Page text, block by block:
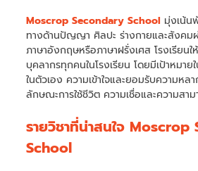
Moscrop Secondary School มุ่งเน้น
ทางด้านปัญญา ศิลปะ ร่างกายและสังคม
ภาษาอังกฤษหรือภาษาฝรั่งเศส โรงเรียน
บุคลากรทุกคนในโรงเรียน โดยมีเป้าหมาย
ในตัวเอง ความเข้าใจและยอมรับความห
ลักษณะการใช้ชีวิต ความเชื่อและความสาม
รายวิชาที่น่าสนใจ
School